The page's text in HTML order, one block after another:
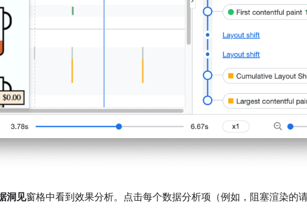
洞见窗格中看到效果分析。点击每个数据分析项（例如，阻塞渲染的